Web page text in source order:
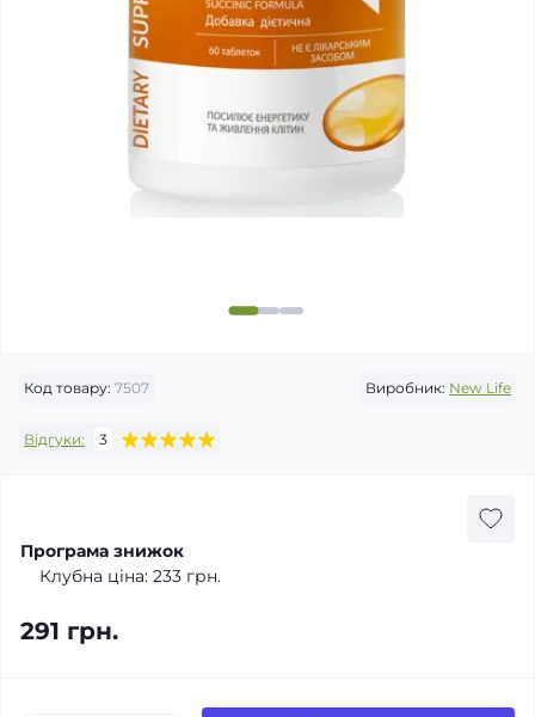
Код товару: 7507 Виробник: New Life
Відгуки: 3
Програма знижок
Клубна ціна: 233 грн.
291 грн.